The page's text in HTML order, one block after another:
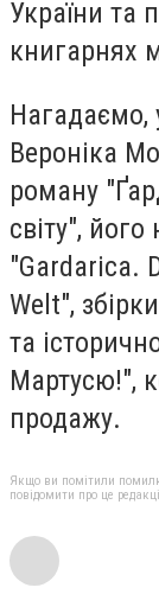
України та
книгарнях
Нагадаємо,
Вероніка
роману
світу",
"Gardarica.
Welt",
та
Мартусю!",
продажу.
Якщо ви помітили
повідомити про це